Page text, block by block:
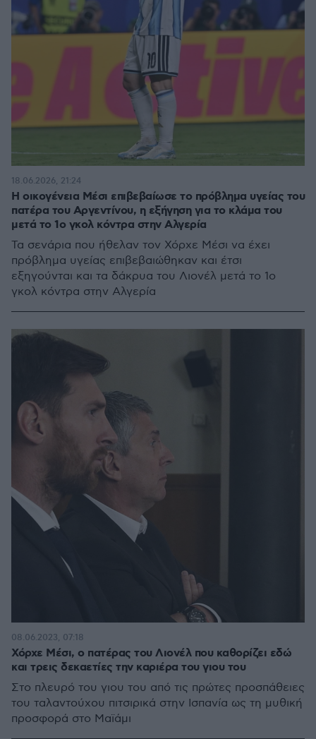
Η οικογένεια Μέσι επιβεβαίωσε το πρόβλημα υγείας του
πατέρα του Αργεντίνου, η εξήγηση για το κλάμα του
μετά το 1ο γκολ κόντρα στην Αλγερία
Τα σενάρια που ήθελαν τον Χόρχε Μέσι να έχει
πρόβλημα υγείας επιβεβαιώθηκαν και έτσι
εξηγούνται και τα δάκρυα του Λιονέλ μετά το 1ο
γκολ κόντρα στην Αλγερία
18.06.2026, 21:24
Χόρχε Μέσι, ο πατέρας του Λιονέλ που καθορίζει εδώ
και τρεις δεκαετίες την καριέρα του γιου του
Στο πλευρό του γιου του από τις πρώτες προσπάθειες
του ταλαντούχου πιτσιρικά στην Ισπανία ως τη μυθική
προσφορά στο Μαϊάμι
08.06.2023, 07:18